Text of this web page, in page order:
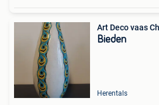
Art Deco vaas
Bieden
Herentals